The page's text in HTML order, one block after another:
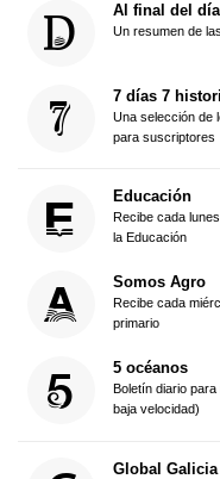
Al final del día
Un resumen de
7 días 7
Una selección de
para suscriptores
Educación
Recibe cada
la Educación
Somos Agro
Recibe cada
primario
5 océanos
Boletín diario
baja velocidad)
Global Galicia